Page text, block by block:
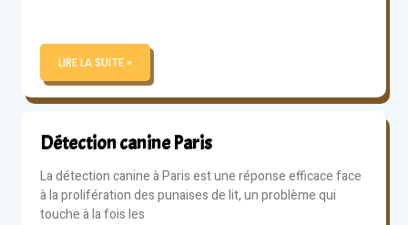
LIRE LA SUITE »
Détection canine Paris
La détection canine à Paris est une réponse efficace face
à la prolifération des punaises de lit, un problème qui
touche à la fois les